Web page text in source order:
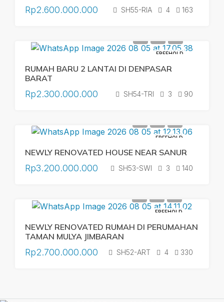
Rp2.600.000.000 SH55-RIA 4 163
FREEHOLD
RUMAH BARU 2 LANTAI DI DENPASAR
BARAT
Rp2.300.000.000 SH54-TRI 3 90
FREEHOLD
NEWLY RENOVATED HOUSE NEAR SANUR
Rp3.200.000.000 SH53-SWI 3 140
FREEHOLD
NEWLY RENOVATED RUMAH DI PERUMAHAN
TAMAN MULYA JIMBARAN
Rp2.700.000.000 SH52-ART 4 330